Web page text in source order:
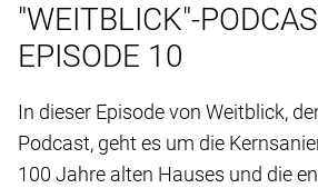
"WEITBLICK"-
EPISODE 10
In dieser Episode von Weitblick,
Podcast, geht es um die
100 Jahre alten Hauses und die